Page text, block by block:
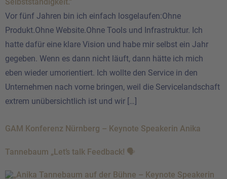
Vor fünf Jahren bin ich einfach losgelaufen:Ohne
Produkt.Ohne Website.Ohne Tools und Infrastruktur. Ich
hatte dafür eine klare Vision und habe mir selbst ein Jahr
gegeben. Wenn es dann nicht läuft, dann hätte ich mich
eben wieder umorientiert. Ich wollte den Service in den
Unternehmen nach vorne bringen, weil die Servicelandschaft
extrem unübersichtlich ist und wir […]
GAM Konferenz Nürnberg – Keynote Speakerin Anika
Tannebaum „Let’s talk Feedback! 🗣️